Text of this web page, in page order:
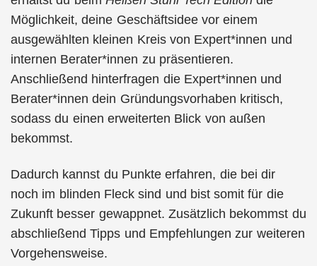
Möglichkeit, deine Geschäftsidee vor einem
ausgewählten kleinen Kreis von Expert*innen und
internen Berater*innen zu präsentieren.
Anschließend hinterfragen die Expert*innen und
Berater*innen dein Gründungsvorhaben kritisch,
sodass du einen erweiterten Blick von außen
bekommst.
Dadurch kannst du Punkte erfahren, die bei dir
noch im blinden Fleck sind und bist somit für die
Zukunft besser gewappnet. Zusätzlich bekommst du
abschließend Tipps und Empfehlungen zur weiteren
Vorgehensweise.